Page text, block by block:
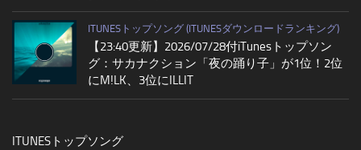
ITUNESトップソング (ITUNESダウンロードランキング)
【23:40更新】2026/07/28付iTunesトップソン
グ：サカナクション「夜の踊り子」が1位！2位
にM!LK、3位にILLIT
ITUNESトップソング